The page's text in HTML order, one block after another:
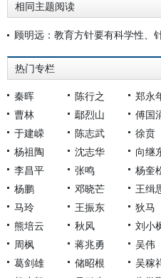
相同主题阅读
顾明远：教育方针要有科学性、
热门专栏
秦晖 陈行之 郑永
曹林
鄢烈山 傅国
于建嵘
陈志武 徐贲
杨祖陶
沈志华 向继
李昌平
张鸣 杨奎
杨鹏
邓晓芒 王缉
马玲
王振东 狄马
熊培云
秋风 刘小
周枫
蒋兆勇 吴伟
葛剑雄
储昭根 吴稼